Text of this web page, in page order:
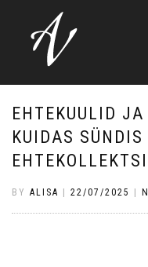
EHTEKUULID
KUIDAS
BY ALISA 22/07/2025